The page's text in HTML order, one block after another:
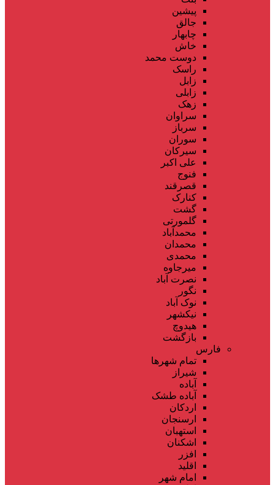
پیشین
جالق
چابهار
خاش
دوست محمد
راسک
زابل
زابلی
زهک
سراوان
سرباز
سوران
سیرکان
علی اکبر
فنوج
قصرقند
کنارک
گشت
گلمورتی
محمدآباد
محمدان
محمدی
میرجاوه
نصرت آباد
نگور
نوک آباد
نیکشهر
هیدوچ
بازگشت
فارس
تمام شهر‌ها
شیراز
آباده
آباده طشک
اردکان
ارسنجان
استهبان
اشکنان
افزر
اقلید
امام شهر